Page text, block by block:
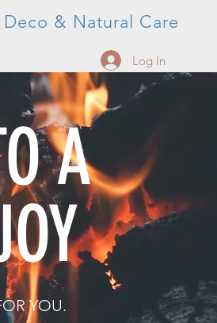
& Natural Care
Log In
A
YOU.